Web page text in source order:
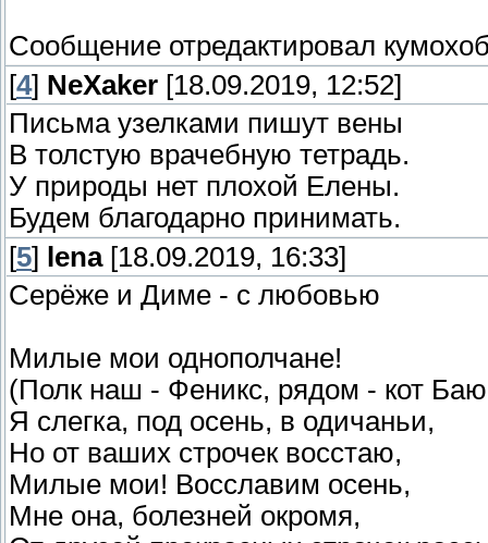
Сообщение отредактировал
[4] NeXaker [18.09.2019, 12:52]
Письма узелками пишут вены
В толстую врачебную тетрадь.
У природы нет плохой Елены.
Будем благодарно принимать.
[5] lena[18.09.2019, 16:33]
Серёже и Диме - с любовью
Милые мои однополчане!
(Полк наш - Феникс, рядом - кот
Я слегка, под осень, в одичаньи,
Но от ваших строчек восстаю,
Милые мои! Восславим осень,
Мне она, болезней окромя,